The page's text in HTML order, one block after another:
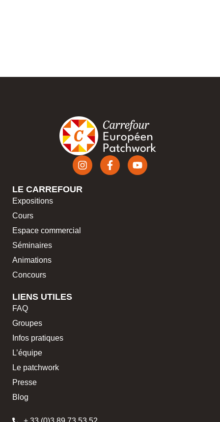
LE CARREFOUR
Expositions
Cours
Espace commercial
Séminaires
Animations
Concours
LIENS UTILES
FAQ
Groupes
Infos pratiques
L’équipe
Le patchwork
Presse
Blog